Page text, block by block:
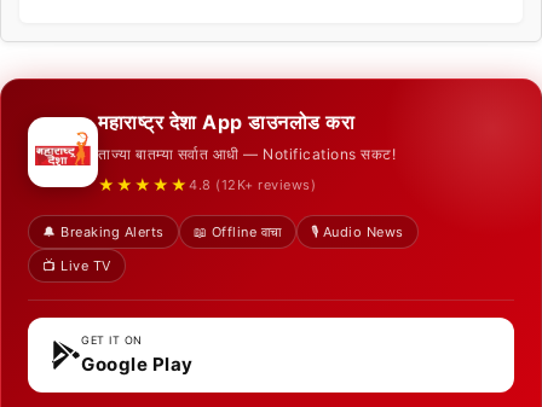
महाराष्ट्र देशा App डाउनलोड करा
ताज्या बातम्या सर्वात आधी — Notifications सकट!
★★★★★ 4.8 (12K+ reviews)
🔔 Breaking Alerts 📖 Offline वाचा
🎙️ Audio News
📺 Live TV
GET IT ON
Google Play